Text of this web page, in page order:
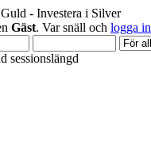
- Investera i Silver
Gäst. Var snäll och logga in
sessionslängd